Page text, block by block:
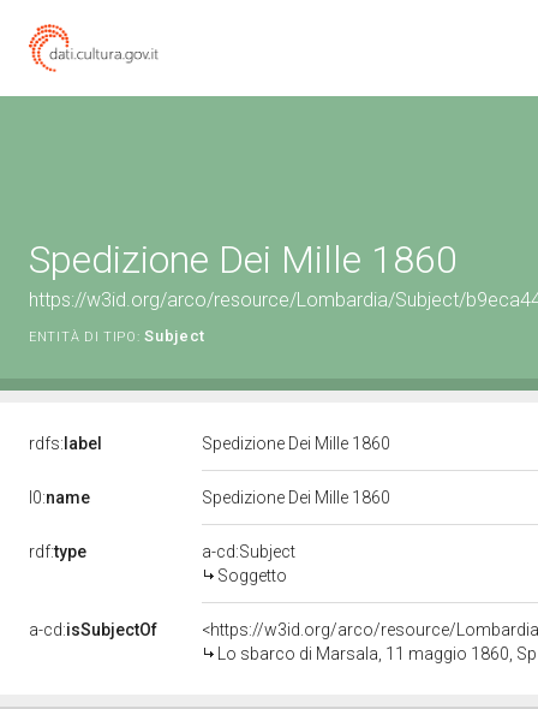
Spedizione Dei Mille 1860
https://w3id.org/arco/resource/Lombardia/Subject/
ENTITÀ DI TIPO: Subject
rdfs: label Spedizione Dei Mille 1860
l0:name Spedizione Dei Mille 1860
rdf:type
a-cd:Subject
Soggetto
a-cd:isSubjectOf
<https://w3id.org/arco/resource/
Lo sbarco di Marsala, 11 maggio 1860,